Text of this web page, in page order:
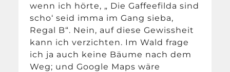
wenn ich hörte, „ Die Gaffeefilda sind
scho‘ seid imma im Gang sieba,
Regal B“. Nein, auf diese Gewissheit
kann ich verzichten. Im Wald frage
ich ja auch keine Bäume nach dem
Weg; und Google Maps wäre